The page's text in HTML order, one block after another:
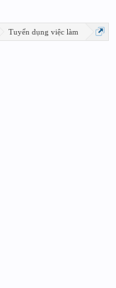
Tuyển dụng việc làm